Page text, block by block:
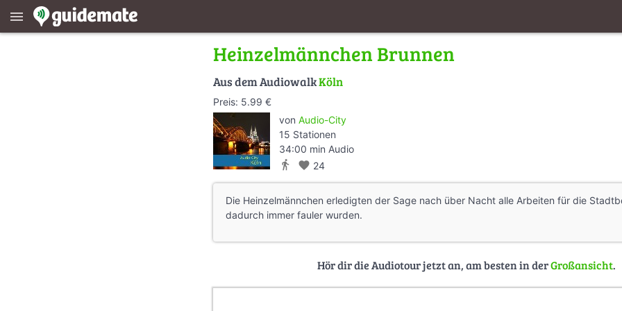
menu
Heinzelmännchen Brunnen
Aus dem AudiowalkKöln
Preis: 5.99 €
von Audio-City
15 Stationen
34:00 min Audio
directions_walk favorite 24
Die Heinzelmännchen erledigten der Sage nach über Nacht alle Arbeiten für die
dadurch immer fauler wurden.
Hör dir die Audiotour jetzt an, am besten in derGroßansicht.